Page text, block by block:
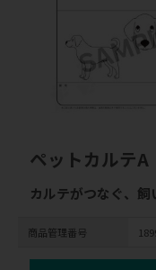
ペットカルテ
カルテがつなぐ、飼
商品管理番号